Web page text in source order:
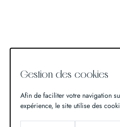
Gestion des cookies
Afin de faciliter votre navigation
expérience, le site utilise des